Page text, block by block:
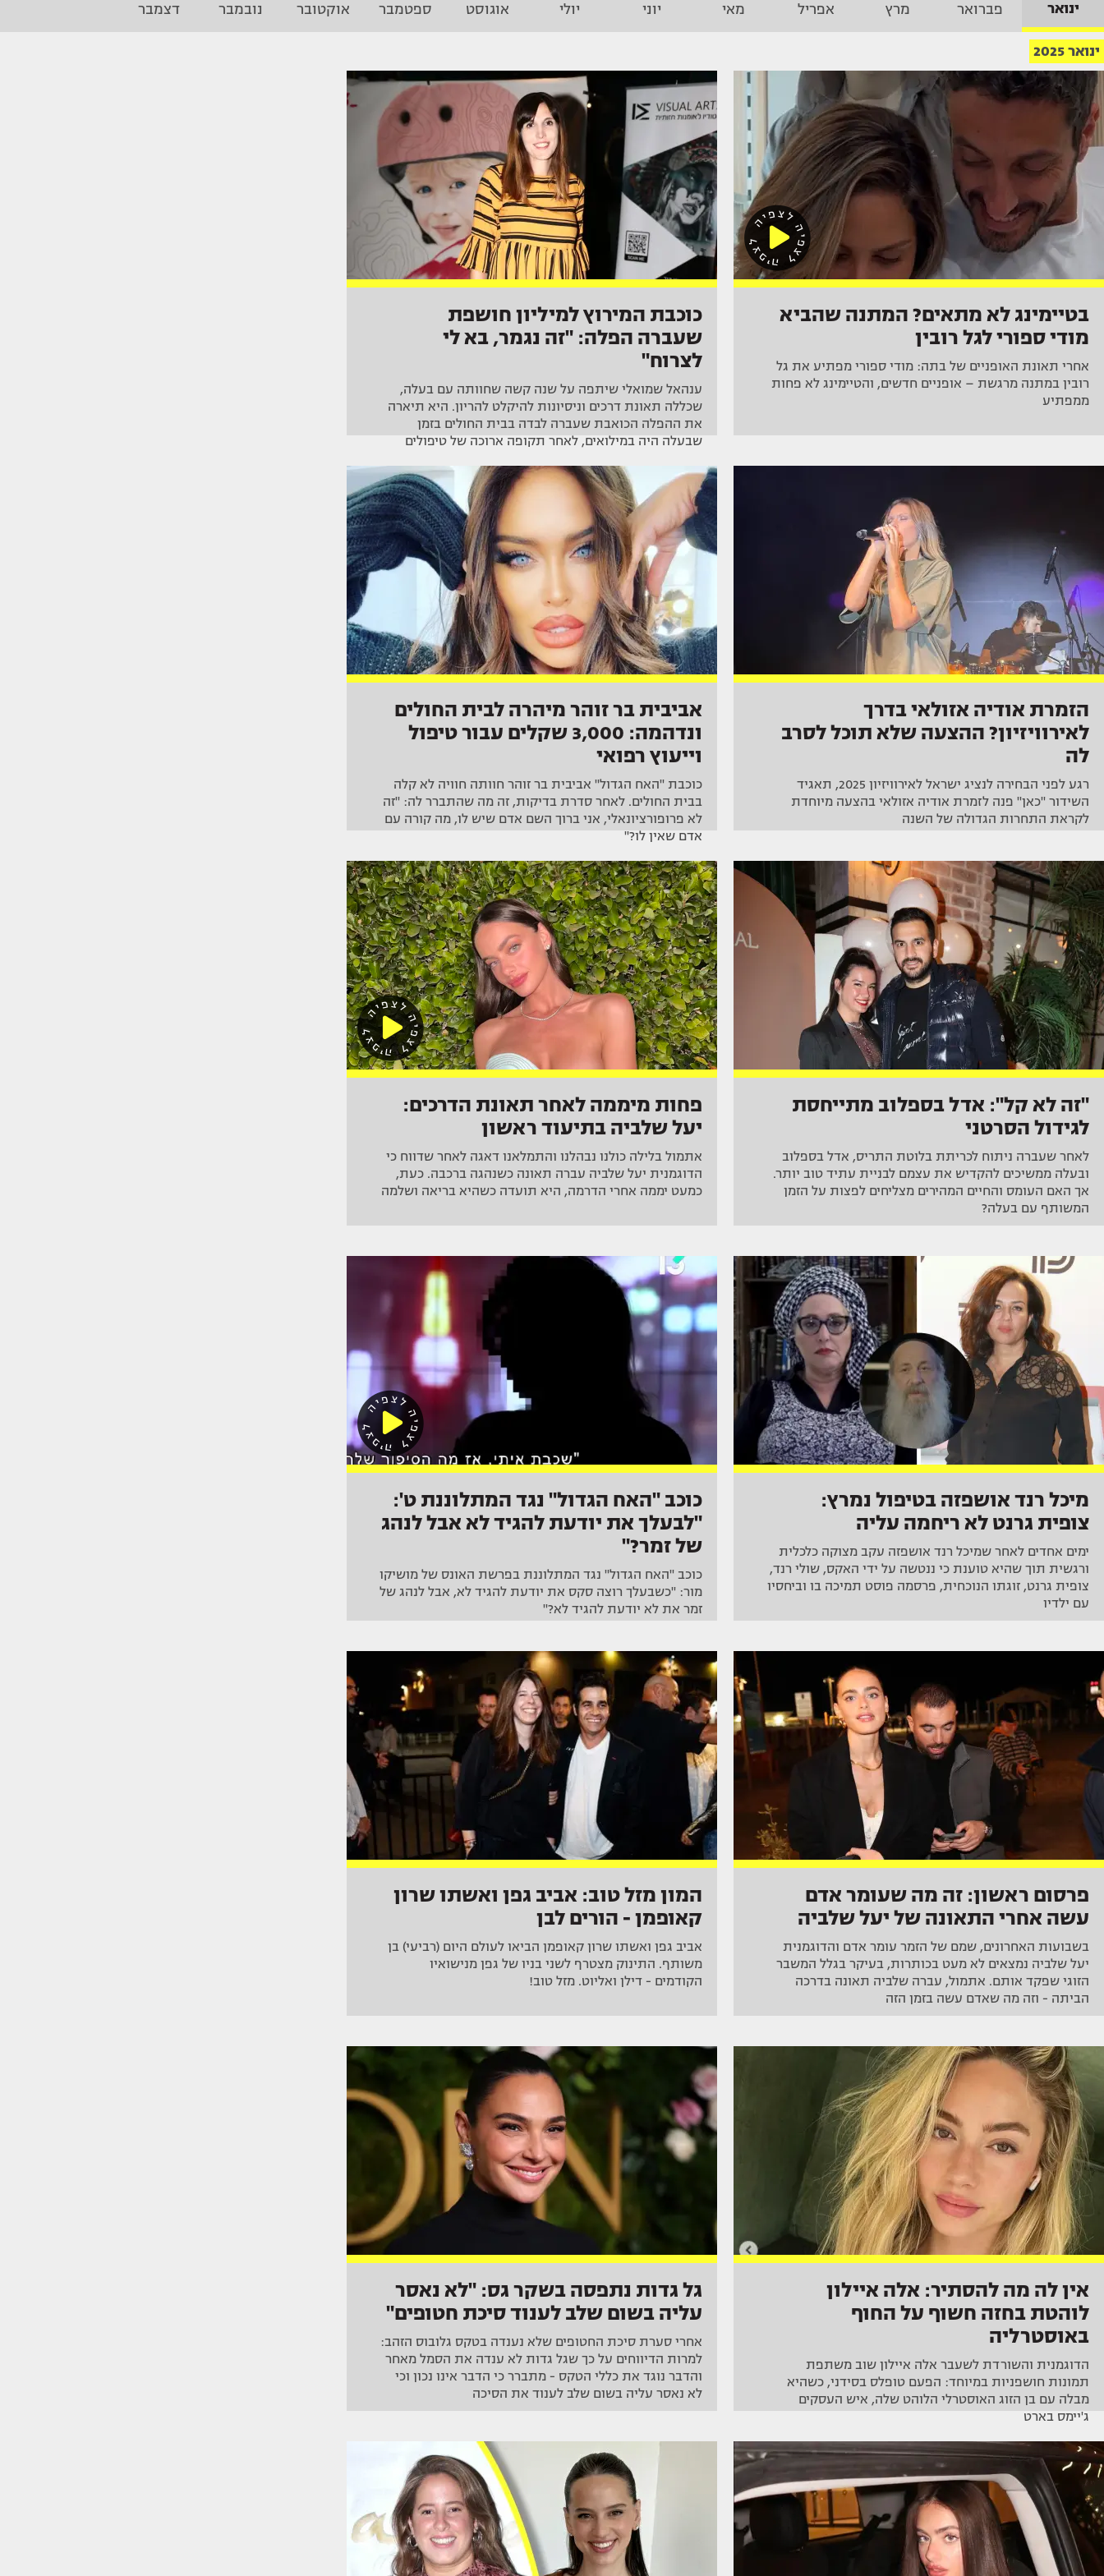
ינואר פברואר מרץ אפריל מאי יוני יולי אוגוסט ספטמבר אוקטובר נובמבר דצמבר
ינואר 2025
בטיימינג לא מתאים? המתנה שהביא
מודי ספורי לגל רובין
אחרי תאונת האופניים של בתה: מודי ספורי מפתיע את גל
רובין במתנה מרגשת – אופניים חדשים, והטיימינג לא פחות
ממפתיע
כוכבת המירוץ למיליון חושפת
שעברה הפלה: "זה נגמר, בא לי
לצרוח"
ענהאל שמואלי שיתפה על שנה קשה שחוותה עם בעלה,
שכללה תאונת דרכים וניסיונות להיקלט להריון. היא תיארה
את ההפלה הכואבת שעברה לבדה בבית החולים בזמן
שבעלה היה במילואים, לאחר תקופה ארוכה של טיפולים
הזמרת אודיה אזולאי בדרך
לאירוויזיון? ההצעה שלא תוכל לסרב
לה
רגע לפני הבחירה לנציג ישראל לאירוויזיון 2025, תאגיד
השידור "כאן" פנה לזמרת אודיה אזולאי בהצעה מיוחדת
לקראת התחרות הגדולה של השנה
אביבית בר זוהר מיהרה לבית החולים
ונדהמה: 3,000 שקלים עבור טיפול
וייעוץ רפואי
כוכבת "האח הגדול" אביבית בר זוהר חוותה חוויה לא קלה
בבית החולים. לאחר סדרת בדיקות, זה מה שהתברר לה: "זה
לא פרופורציונאלי, אני ברוך השם אדם שיש לו, מה קורה עם
אדם שאין לו?"
"זה לא קל": אדל בספלוב מתייחסת
לגידול הסרטני
לאחר שעברה ניתוח לכריתת בלוטת התריס, אדל בספלוב
ובעלה ממשיכים להקדיש את עצמם לבניית עתיד טוב יותר.
אך האם העומס והחיים המהירים מצליחים לפצות על הזמן
המשותף עם בעלה?
פחות מיממה לאחר תאונת הדרכים:
יעל שלביה בתיעוד ראשון
אתמול בלילה כולנו נבהלנו והתמלאנו דאגה לאחר שדווח כי
הדוגמנית יעל שלביה עברה תאונה כשנהגה ברכבה. כעת,
כמעט יממה אחרי הדרמה, היא תועדה כשהיא בריאה ושלמה
מיכל רנד אושפזה בטיפול נמרץ:
צופית גרנט לא ריחמה עליה
ימים אחדים לאחר שמיכל רנד אושפזה עקב מצוקה כלכלית
ורגשית תוך שהיא טוענת כי ננטשה על ידי האקס, שולי רנד,
צופית גרנט, זוגתו הנוכחית, פרסמה פוסט תמיכה בו וביחסיו
עם ילדיו
כוכב "האח הגדול" נגד המתלוננת ט':
"לבעלך את יודעת להגיד לא אבל לנהג
של זמר?"
כוכב "האח הגדול" נגד המתלוננת בפרשת האונס של מושיקו
מור: "כשבעלך רוצה סקס את יודעת להגיד לא, אבל לנהג של
זמר את לא יודעת להגיד לא?"
פרסום ראשון: זה מה שעומר אדם
עשה אחרי התאונה של יעל שלביה
בשבועות האחרונים, שמם של הזמר עומר אדם והדוגמנית
יעל שלביה נמצאים לא מעט בכותרות, בעיקר בגלל המשבר
הזוגי שפקד אותם. אתמול, עברה שלביה תאונה בדרכה
הביתה - וזה מה שאדם עשה בזמן הזה
המון מזל טוב: אביב גפן ואשתו שרון
קאופמן - הורים לבן
אביב גפן ואשתו שרון קאופמן הביאו לעולם היום (רביעי) בן
משותף. התינוק מצטרף לשני בניו של גפן מנישואיו
הקודמים - דילן ואליוט. מזל טוב!
אין לה מה להסתיר: אלה איילון
לוהטת בחזה חשוף על החוף
באוסטרליה
הדוגמנית והשורדת לשעבר אלה איילון שוב משתפת
תמונות חושפניות במיוחד: הפעם טופלס בסידני, כשהיא
מבלה עם בן הזוג האוסטרלי הלוהט שלה, איש העסקים
ג'יימס בארט
גל גדות נתפסה בשקר גס: "לא נאסר
עליה בשום שלב לענוד סיכת חטופים"
אחרי סערת סיכת החטופים שלא נענדה בטקס גלובוס הזהב:
למרות הדיווחים על כך שגל גדות לא ענדה את הסמל מאחר
והדבר נוגד את כללי הטקס - מתברר כי הדבר אינו נכון וכי
לא נאסר עליה בשום שלב לענוד את הסיכה